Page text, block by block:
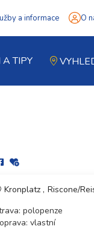
a informace O
A TIPY
Kronplatz Riscone/
polopenze
vlastní